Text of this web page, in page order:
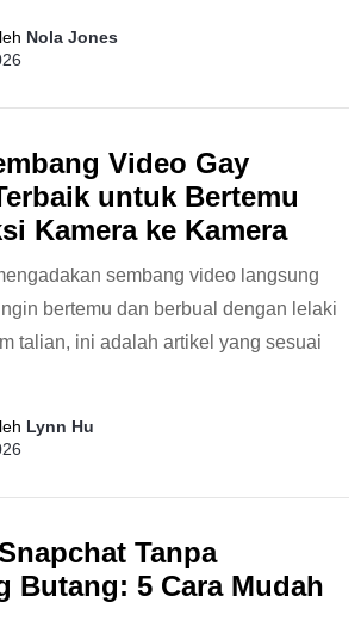
Nola Jones
Video Gay
untuk Bertemu
Kamera ke Kamera
sembang video langsung
bertemu dan berbual dengan lelaki
talian, ini adalah artikel yang sesuai
Lynn Hu
Tanpa
Butang: 5 Cara Mudah